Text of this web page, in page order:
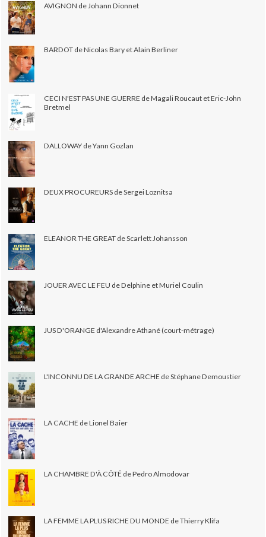
AVIGNON de Johann Dionnet
BARDOT de Nicolas Bary et Alain Berliner
CECI N'EST PAS UNE GUERRE de Magali Roucaut et Eric-John
Bretmel
DALLOWAY de Yann Gozlan
DEUX PROCUREURS de Sergei Loznitsa
ELEANOR THE GREAT de Scarlett Johansson
JOUER AVEC LE FEU de Delphine et Muriel Coulin
JUS D'ORANGE d'Alexandre Athané (court-métrage)
L'INCONNU DE LA GRANDE ARCHE de Stéphane Demoustier
LA CACHE de Lionel Baier
LA CHAMBRE D'À CÔTÉ de Pedro Almodovar
LA FEMME LA PLUS RICHE DU MONDE de Thierry Klifa